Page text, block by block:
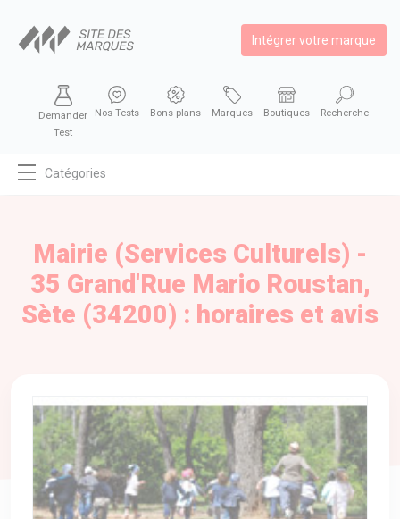
Intégrer votre marque
Demander
Test
Nos Tests Bons plans Marques Boutiques Recherche
Catégories
BIEN MANGER
HIGH-TECH
A VOTRE SERVICE
BIO & ENVIRONNEMENT
ENTREPRISE
ANIMAUX
Mairie (Services Culturels) -
35 Grand'Rue Mario Roustan,
Sète (34200) : horaires et avis